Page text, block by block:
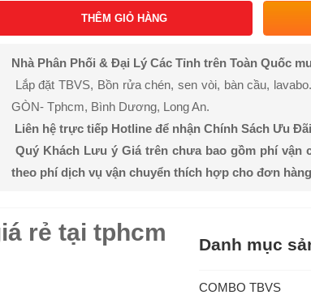
THÊM GIỎ HÀNG
Nhà Phân Phối & Đại Lý Các Tỉnh trên Toàn Quốc
Lắp đặt TBVS, Bồn rửa chén, sen vòi, bàn cầu,
GÒN- Tphcm, Bình Dương, Long An.
Liên hệ trực tiếp Hotline để nhận Chính Sách Ưu
Quý Khách Lưu ý Giá trên chưa bao gồm phí vận
theo phí dịch vụ vận chuyển thích hợp cho đơn
rẻ tại tphcm Danh mục
COMBO TBVS